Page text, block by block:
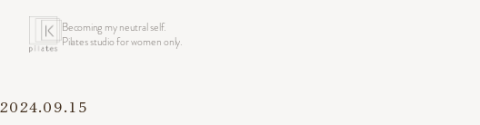
Becoming my neutral self.
Pilates studio for women only.
2024.09.15